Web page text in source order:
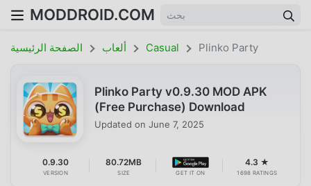
MODDROID.COM
الصفحة الرئيسية ألعاب Casual Plinko Party
Plinko Party v0.9.30 MOD APK
(Free Purchase) Download
Updated on June 7, 2025
0.9.30
VERSION
80.72MB
SIZE GET IT ON
4.3 ★
1698 RATINGS